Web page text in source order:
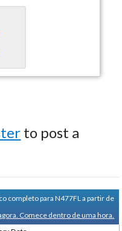
to post a
completo para N477FL a partir de
Comece dentro de uma hora.